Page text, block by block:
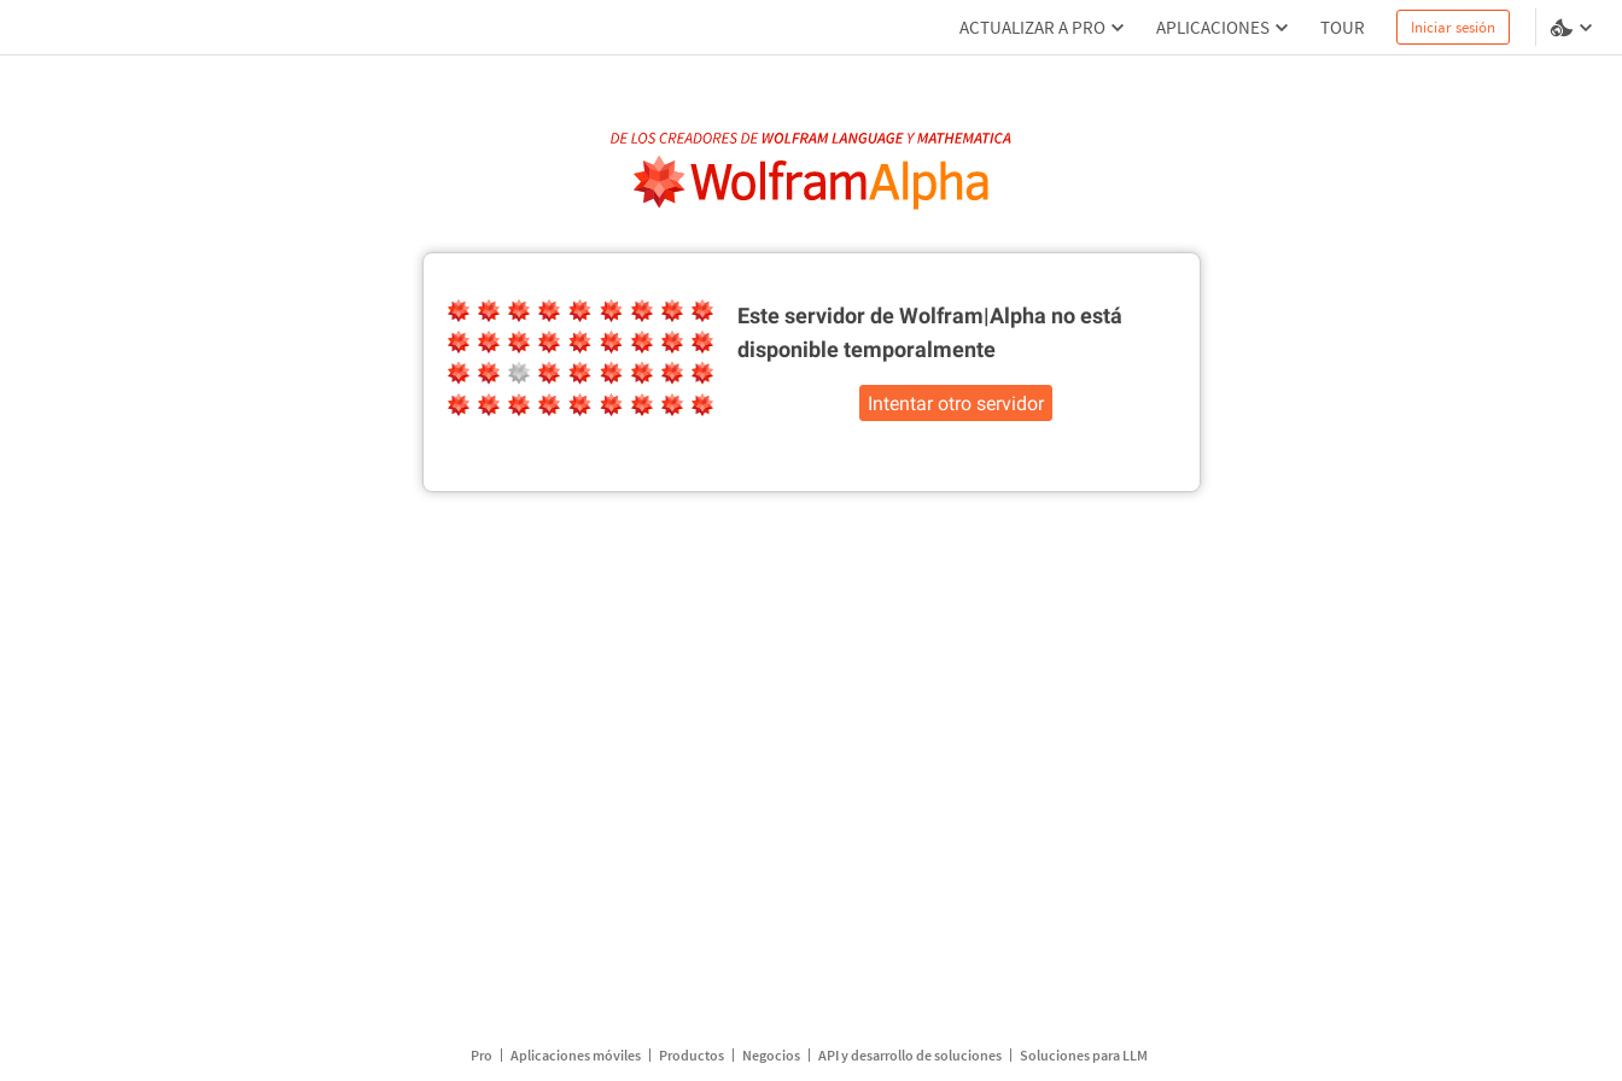
ACTUALIZAR A PRO APLICACIONES TOUR Iniciar sesión
Este servidor de Wolfram|Alpha no está
disponible temporalmente
Intentar otro servidor
Pro Aplicaciones móviles Productos Negocios API y desarrollo de soluciones Soluciones para LLM